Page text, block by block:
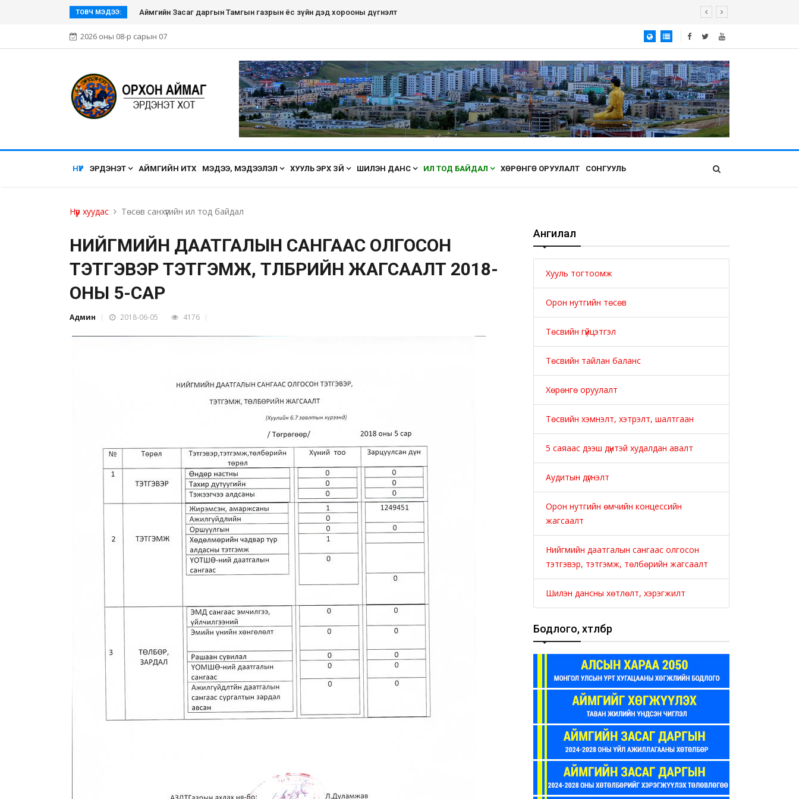
ТОВЧ МЭДЭЭ: Эрдэнэт хүмүүсийн нэгдэл болсон Эрдэнэт хот ирэх бүрт өнгөө засаж, үүдээ нээн угтана аа
2026 оны 08-р сарын 07
НҮҮР ЭРДЭНЭТ АЙМГИЙН ИТХ МЭДЭЭ, МЭДЭЭЛЭЛ ХУУЛЬ ЭРХ ЗҮЙ ШИЛЭН ДАНС ИЛ ТОД БАЙДАЛ ХӨРӨНГӨ ОРУУЛАЛТ СОНГУУЛЬ
Нүүр хуудас Төсөв санхүүгийн ил тод байдал
НИЙГМИЙН ДААТГАЛЫН САНГААС ОЛГОСОН
ТЭТГЭВЭР ТЭТГЭМЖ, ТӨЛБӨРИЙН ЖАГСААЛТ 2018-
ОНЫ 5-САР
Админ 2018-06-05 4176
Ангилал
Хууль тогтоомж
Орон нутгийн төсөв
Төсвийн гүйцэтгэл
Төсвийн тайлан баланс
Хөрөнгө оруулалт
Төсвийн хэмнэлт, хэтрэлт, шалтгаан
5 саяаас дээш дүнтэй худалдан авалт
Аудитын дүгнэлт
Орон нутгийн өмчийн концессийн
жагсаалт
Нийгмийн даатгалын сангаас олгосон
тэтгэвэр, тэтгэмж, төлбөрийн жагсаалт
Шилэн дансны хөтлөлт, хэрэгжилт
Бодлого, хөтөлбөр